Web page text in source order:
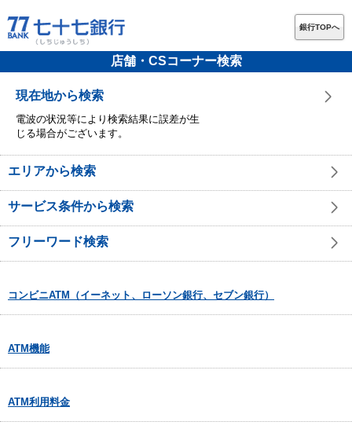
銀行TOPへ
店舗・CSコーナー検索
現在地から検索
電波の状況等により検索結果に誤差が生
じる場合がございます。
エリアから検索
サービス条件から検索
フリーワード検索
コンビニATM（イーネット、ローソン銀行、セブン銀行）
ATM機能
ATM利用料金